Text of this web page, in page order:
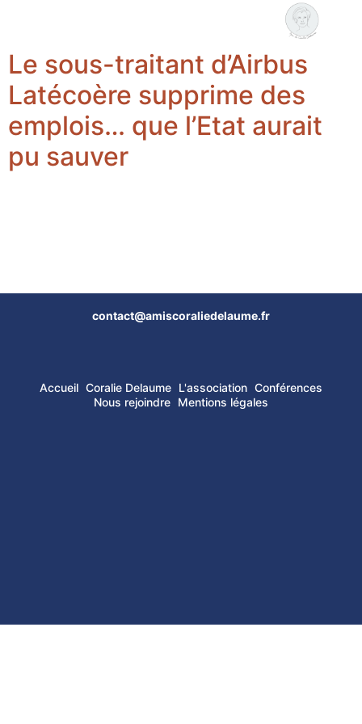
Le sous-traitant d’Airbus
Latécoère supprime des
emplois… que l’Etat aurait
pu sauver
contact@amiscoraliedelaume.fr
Accueil Coralie Delaume L'association Conférences
Nous rejoindre Mentions légales